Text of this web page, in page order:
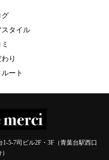
グ
スタイル
り
ルート
5-7司ビル2F・3F（青葉台駅西口